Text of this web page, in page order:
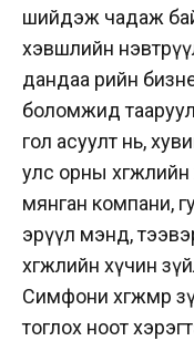
шийдэж чадаж
хэвшлийн
дандаа өөрийн
боломжид
гол асуулт нь,
улс орны
мянган компани,
эрүүл мэнд,
хөгжлийн хүчин
Симфони хөгжмөөр
тоглох ноот